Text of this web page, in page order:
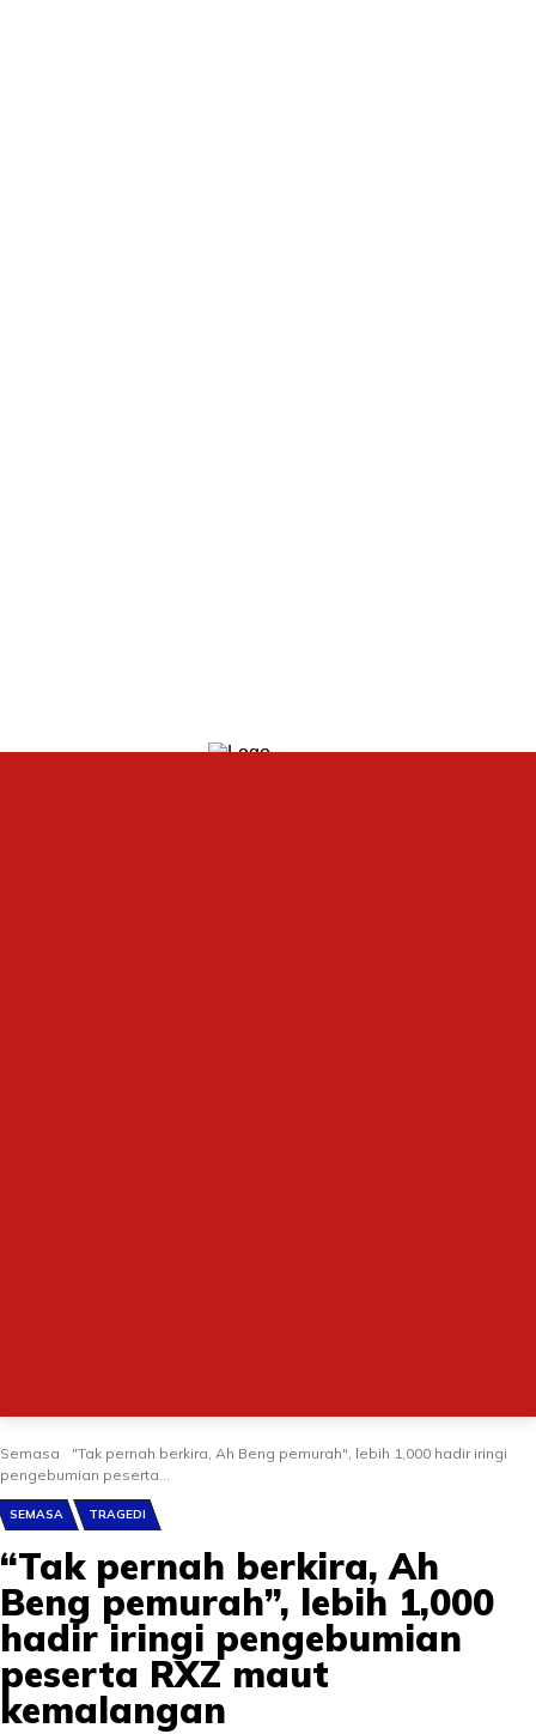
Semasa
"Tak pernah berkira, Ah Beng pemurah", lebih 1,000 hadir iringi
pengebumian peserta...
SEMASA TRAGEDI
“Tak pernah berkira, Ah
Beng pemurah”, lebih 1,000
hadir iringi pengebumian
peserta RXZ maut
kemalangan